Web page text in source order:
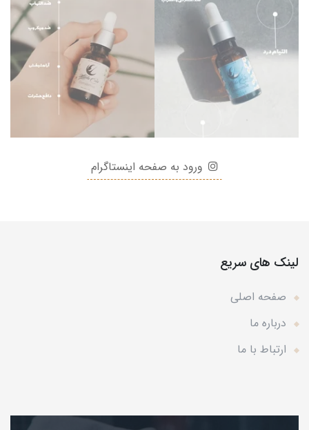
ورود به صفحه اینستاگرام
لینک های سریع
صفحه اصلی
درباره ما
ارتباط با ما